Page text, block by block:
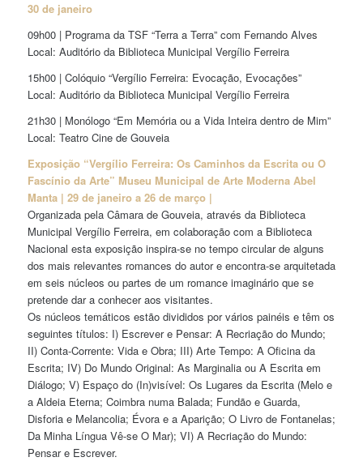
30 de janeiro
09h00 | Programa da TSF “Terra a Terra” com Fernando Alves
Local: Auditório da Biblioteca Municipal Vergílio Ferreira
15h00 | Colóquio “Vergílio Ferreira: Evocação, Evocações”
Local: Auditório da Biblioteca Municipal Vergílio Ferreira
21h30 | Monólogo “Em Memória ou a Vida Inteira dentro de Mim”
Local: Teatro Cine de Gouveia
Exposição “Vergílio Ferreira: Os Caminhos da Escrita ou O
Fascínio da Arte” Museu Municipal de Arte Moderna Abel
Manta | 29 de janeiro a 26 de março |
Organizada pela Câmara de Gouveia, através da Biblioteca
Municipal Vergílio Ferreira, em colaboração com a Biblioteca
Nacional esta exposição inspira-se no tempo circular de alguns
dos mais relevantes romances do autor e encontra-se arquitetada
em seis núcleos ou partes de um romance imaginário que se
pretende dar a conhecer aos visitantes.
Os núcleos temáticos estão divididos por vários painéis e têm os
seguintes títulos: I) Escrever e Pensar: A Recriação do Mundo;
II) Conta-Corrente: Vida e Obra; III) Arte Tempo: A Oficina da
Escrita; IV) Do Mundo Original: As Marginalia ou A Escrita em
Diálogo; V) Espaço do (In)visível: Os Lugares da Escrita (Melo e
a Aldeia Eterna; Coimbra numa Balada; Fundão e Guarda,
Disforia e Melancolia; Évora e a Aparição; O Livro de Fontanelas;
Da Minha Língua Vê-se O Mar); VI) A Recriação do Mundo:
Pensar e Escrever.